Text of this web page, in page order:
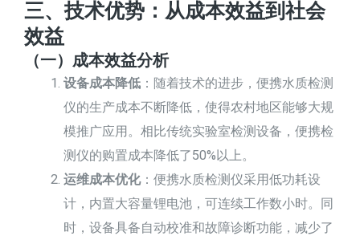
三、技术优势：从成本效益到社会
效益
（一）成本效益分析
设备成本降低 ：随着技术的进步，便携水质检测
仪的生产成本不断降低，使得农村地区能够大规
模推广应用。相比传统实验室检测设备，便携检
测仪的购置成本降低了50%以上。
运维成本优化：便携水质检测仪采用低功耗设
计，内置大容量锂电池，可连续工作数小时。同
时，设备具备自动校准和故障诊断功能，减少了